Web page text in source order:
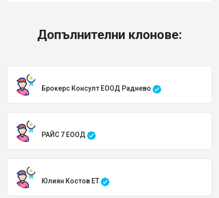
Допълнителни клонове:
Брокерс Консулт ЕООД Раднево
РАЙС 7 ЕООД
Юлиян Костов ЕТ